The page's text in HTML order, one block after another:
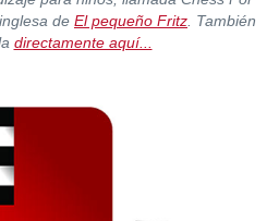
de El pequeño Fritz . También
directamente aquí...